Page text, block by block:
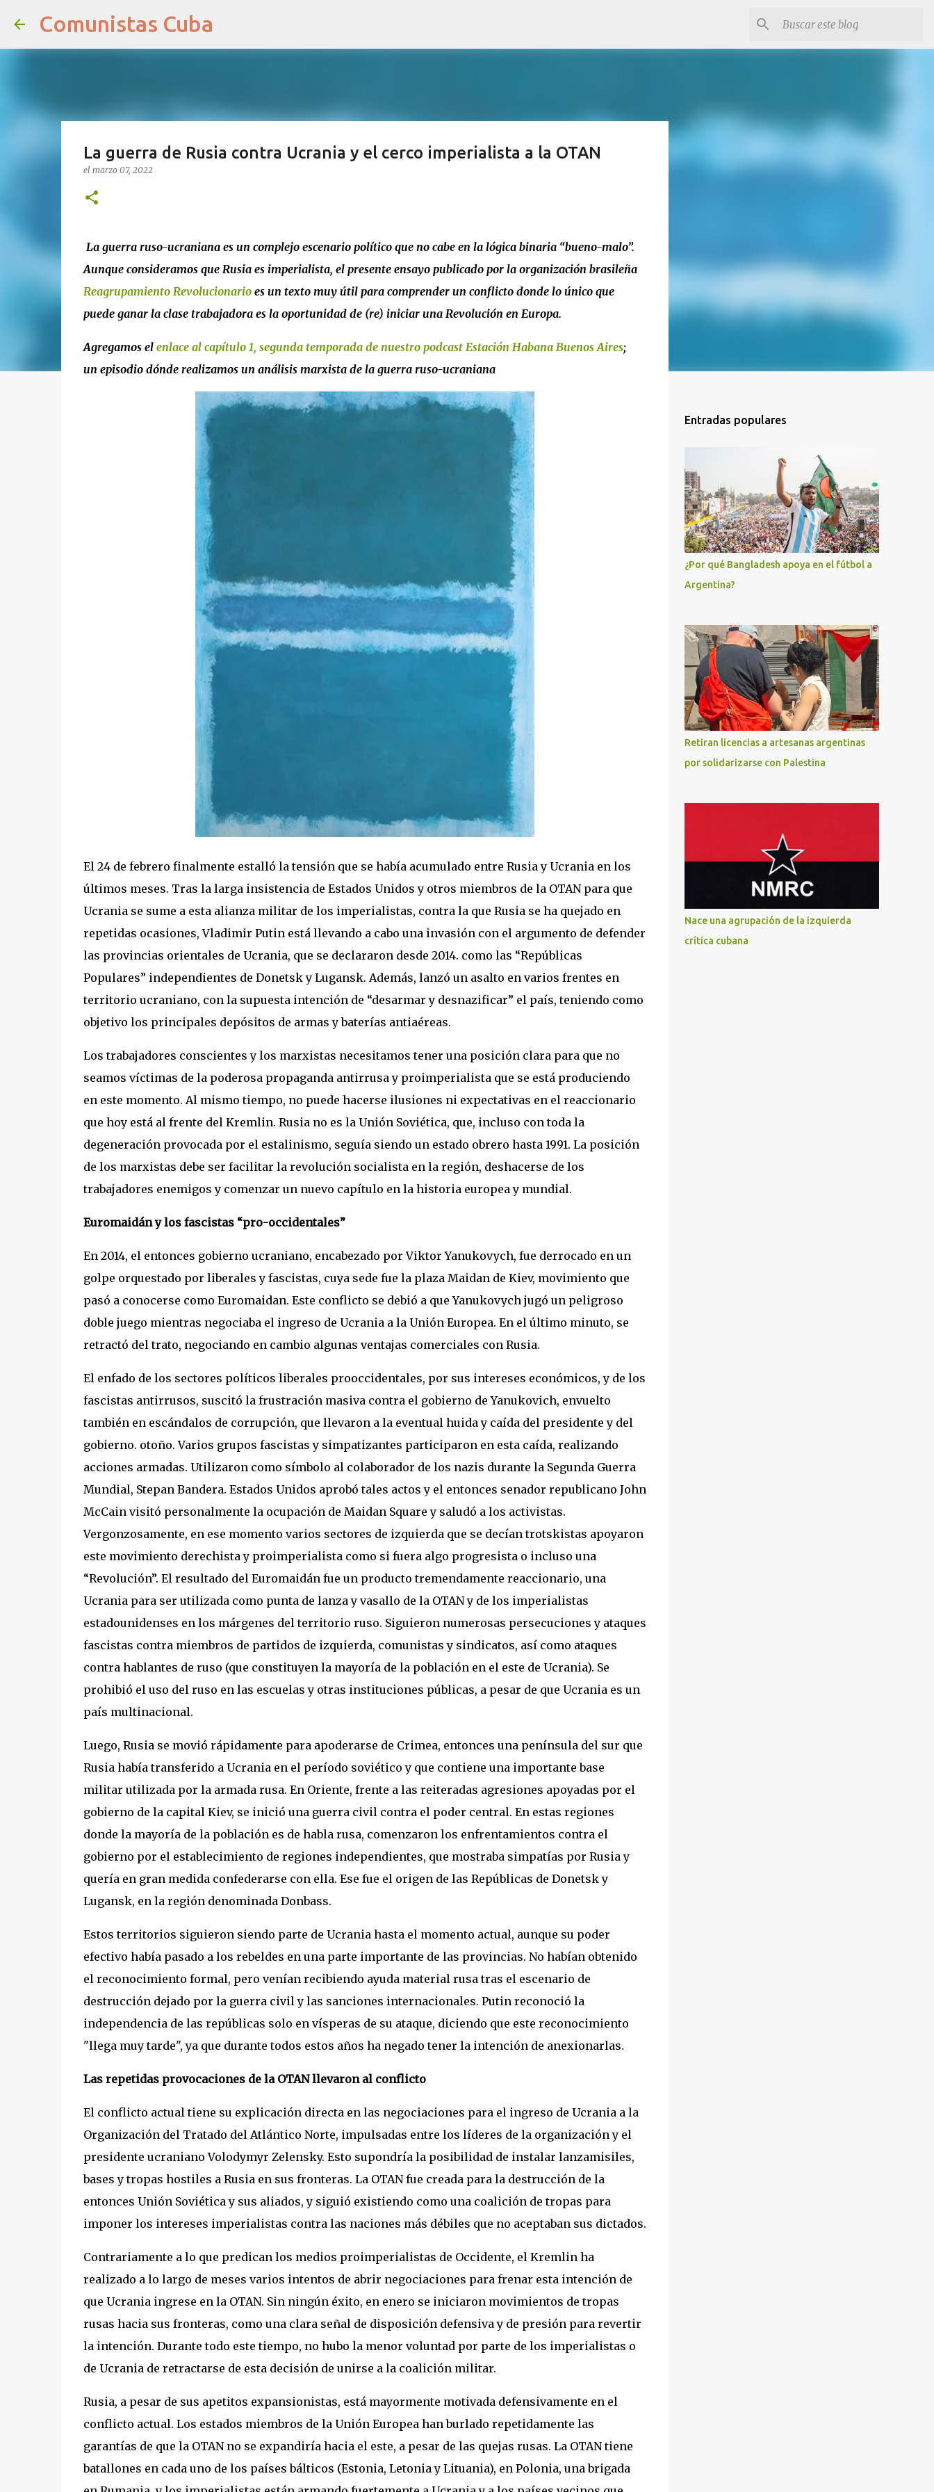
Comunistas Cuba
La guerra de Rusia contra Ucrania y el cerco imperialista a la OTAN
el marzo 07, 2022
La guerra ruso-ucraniana es un complejo escenario político que no cabe en la lógica binaria “bueno-malo”.
Aunque consideramos que Rusia es imperialista, el presente ensayo publicado por la organización brasileña
Reagrupamiento Revolucionarioes un texto muy útil para comprender un conflicto donde lo único que
puede ganar la clase trabajadora es la oportunidad de (re) iniciar una Revolución en Europa.
Agregamos el enlace al capítulo 1, segunda temporada de nuestro podcast Estación Habana Buenos Aires;
un episodio dónde realizamos un análisis marxista de la guerra ruso-ucraniana
El 24 de febrero finalmente estalló la tensión que se había acumulado entre Rusia y Ucrania en los
últimos meses. Tras la larga insistencia de Estados Unidos y otros miembros de la OTAN para que
Ucrania se sume a esta alianza militar de los imperialistas, contra la que Rusia se ha quejado en
repetidas ocasiones, Vladimir Putin está llevando a cabo una invasión con el argumento de defender
las provincias orientales de Ucrania, que se declararon desde 2014. como las “Repúblicas
Populares” independientes de Donetsk y Lugansk. Además, lanzó un asalto en varios frentes en
territorio ucraniano, con la supuesta intención de “desarmar y desnazificar” el país, teniendo como
objetivo los principales depósitos de armas y baterías antiaéreas.
Los trabajadores conscientes y los marxistas necesitamos tener una posición clara para que no
seamos víctimas de la poderosa propaganda antirrusa y proimperialista que se está produciendo
en este momento. Al mismo tiempo, no puede hacerse ilusiones ni expectativas en el reaccionario
que hoy está al frente del Kremlin. Rusia no es la Unión Soviética, que, incluso con toda la
degeneración provocada por el estalinismo, seguía siendo un estado obrero hasta 1991. La posición
de los marxistas debe ser facilitar la revolución socialista en la región, deshacerse de los
trabajadores enemigos y comenzar un nuevo capítulo en la historia europea y mundial.
Euromaidán y los fascistas “pro-occidentales”
En 2014, el entonces gobierno ucraniano, encabezado por Viktor Yanukovych, fue derrocado en un
golpe orquestado por liberales y fascistas, cuya sede fue la plaza Maidan de Kiev, movimiento que
pasó a conocerse como Euromaidan. Este conflicto se debió a que Yanukovych jugó un peligroso
doble juego mientras negociaba el ingreso de Ucrania a la Unión Europea. En el último minuto, se
retractó del trato, negociando en cambio algunas ventajas comerciales con Rusia.
El enfado de los sectores políticos liberales prooccidentales, por sus intereses económicos, y de los
fascistas antirrusos, suscitó la frustración masiva contra el gobierno de Yanukovich, envuelto
también en escándalos de corrupción, que llevaron a la eventual huida y caída del presidente y del
gobierno. otoño. Varios grupos fascistas y simpatizantes participaron en esta caída, realizando
acciones armadas. Utilizaron como símbolo al colaborador de los nazis durante la Segunda Guerra
Mundial, Stepan Bandera. Estados Unidos aprobó tales actos y el entonces senador republicano John
McCain visitó personalmente la ocupación de Maidan Square y saludó a los activistas.
Vergonzosamente, en ese momento varios sectores de izquierda que se decían trotskistas apoyaron
este movimiento derechista y proimperialista como si fuera algo progresista o incluso una
“Revolución”. El resultado del Euromaidán fue un producto tremendamente reaccionario, una
Ucrania para ser utilizada como punta de lanza y vasallo de la OTAN y de los imperialistas
estadounidenses en los márgenes del territorio ruso. Siguieron numerosas persecuciones y ataques
fascistas contra miembros de partidos de izquierda, comunistas y sindicatos, así como ataques
contra hablantes de ruso (que constituyen la mayoría de la población en el este de Ucrania). Se
prohibió el uso del ruso en las escuelas y otras instituciones públicas, a pesar de que Ucrania es un
país multinacional.
Luego, Rusia se movió rápidamente para apoderarse de Crimea, entonces una península del sur que
Rusia había transferido a Ucrania en el período soviético y que contiene una importante base
militar utilizada por la armada rusa. En Oriente, frente a las reiteradas agresiones apoyadas por el
gobierno de la capital Kiev, se inició una guerra civil contra el poder central. En estas regiones
donde la mayoría de la población es de habla rusa, comenzaron los enfrentamientos contra el
gobierno por el establecimiento de regiones independientes, que mostraba simpatías por Rusia y
quería en gran medida confederarse con ella. Ese fue el origen de las Repúblicas de Donetsk y
Lugansk, en la región denominada Donbass.
Estos territorios siguieron siendo parte de Ucrania hasta el momento actual, aunque su poder
efectivo había pasado a los rebeldes en una parte importante de las provincias. No habían obtenido
el reconocimiento formal, pero venían recibiendo ayuda material rusa tras el escenario de
destrucción dejado por la guerra civil y las sanciones internacionales. Putin reconoció la
independencia de las repúblicas solo en vísperas de su ataque, diciendo que este reconocimiento
"llega muy tarde", ya que durante todos estos años ha negado tener la intención de anexionarlas.
Las repetidas provocaciones de la OTAN llevaron al conflicto
El conflicto actual tiene su explicación directa en las negociaciones para el ingreso de Ucrania a la
Organización del Tratado del Atlántico Norte, impulsadas entre los líderes de la organización y el
presidente ucraniano Volodymyr Zelensky. Esto supondría la posibilidad de instalar lanzamisiles,
bases y tropas hostiles a Rusia en sus fronteras. La OTAN fue creada para la destrucción de la
entonces Unión Soviética y sus aliados, y siguió existiendo como una coalición de tropas para
imponer los intereses imperialistas contra las naciones más débiles que no aceptaban sus dictados.
Contrariamente a lo que predican los medios proimperialistas de Occidente, el Kremlin ha
realizado a lo largo de meses varios intentos de abrir negociaciones para frenar esta intención de
que Ucrania ingrese en la OTAN. Sin ningún éxito, en enero se iniciaron movimientos de tropas
rusas hacia sus fronteras, como una clara señal de disposición defensiva y de presión para revertir
la intención. Durante todo este tiempo, no hubo la menor voluntad por parte de los imperialistas o
de Ucrania de retractarse de esta decisión de unirse a la coalición militar.
Rusia, a pesar de sus apetitos expansionistas, está mayormente motivada defensivamente en el
conflicto actual. Los estados miembros de la Unión Europea han burlado repetidamente las
garantías de que la OTAN no se expandiría hacia el este, a pesar de las quejas rusas. La OTAN tiene
batallones en cada uno de los países bálticos (Estonia, Letonia y Lituania), en Polonia, una brigada
Entradas populares
¿Por qué Bangladesh apoya en el fútbol a
Argentina?
Retiran licencias a artesanas argentinas
por solidarizarse con Palestina
Nace una agrupación de la izquierda
crítica cubana